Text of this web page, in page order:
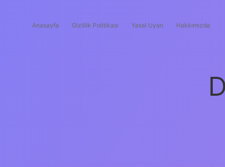
Anasayfa Gizlilik Politikası Yasal Uyarı Hakkımızda